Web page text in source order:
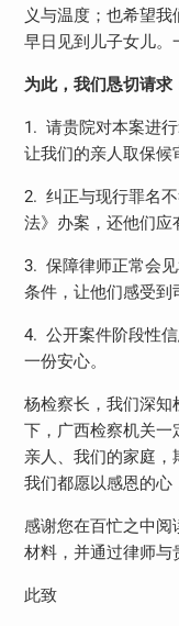
义与温度；也希望
早日见到儿子女儿。
为此，我们恳切请求
1. 请贵院对本案进
让我们的亲人取保候
2. 纠正与现行罪名
法》办案，还他们应
3. 保障律师正常会
条件，让他们感受到
4. 公开案件阶段性
一份安心。
杨检察长，我们深知
下，广西检察机关一
亲人、我们的家庭，
我们都愿以感恩的心
感谢您在百忙之中阅
材料，并通过律师与
此致